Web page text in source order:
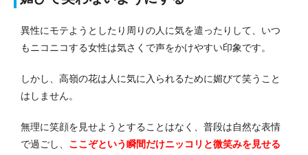
異性にモテようとしたり周りの人に気を遣ったりして、いつ
もニコニコする女性は気さくで声をかけやすい印象です。
しかし、高嶺の花は人に気に入られるために媚びて笑うこと
はしません。
無理に笑顔を見せようとすることはなく、普段は自然な表情
で過ごし、 ここぞという瞬間だけニッコリと微笑みを見せる